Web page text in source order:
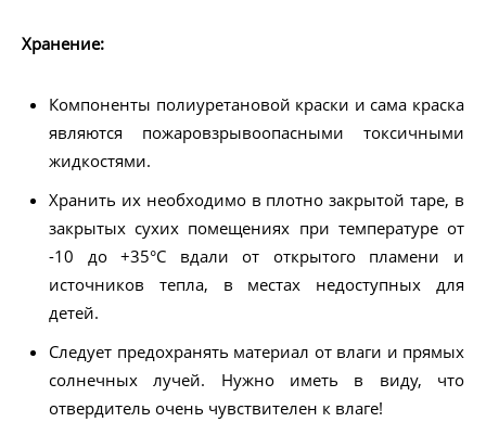
Хранение:
Компоненты полиуретановой краски и сама краска
являются пожаровзрывоопасными токсичными
жидкостями.
Хранить их необходимо в плотно закрытой таре, в
закрытых сухих помещениях при температуре от
-10 до +35°С вдали от открытого пламени и
источников тепла, в местах недоступных для
детей.
Следует предохранять материал от влаги и прямых
солнечных лучей. Нужно иметь в виду, что
отвердитель очень чувствителен к влаге!